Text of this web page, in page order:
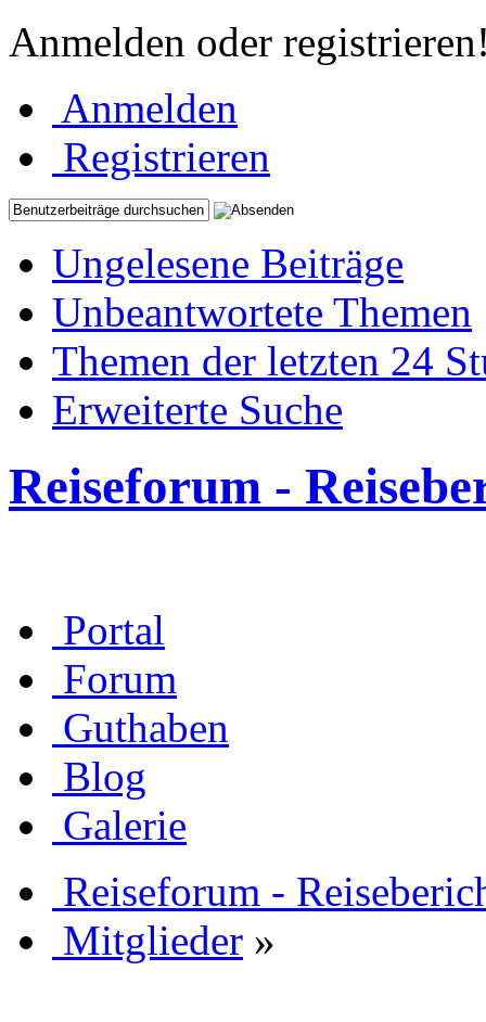
Anmelden oder
Anmelden
Registrieren
Ungelesene Beiträge
Unbeantwortete Themen
Themen der letzten 24
Erweiterte Suche
Reiseforum -
Portal
Forum
Guthaben
Blog
Galerie
Reiseforum -
Mitglieder »